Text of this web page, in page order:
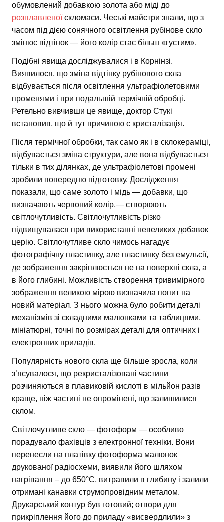
обумовлений добавкою золота або міді до
розплавленоїскломаси. Чеські майстри знали, що з
часом під дією сонячного освітлення рубінове скло
змінює відтінок — його колір стає більш «густим».
Подібні явища досліджувалися і в Корнінзі.
Виявилося, що зміна відтінку рубінового скла
відбувається після освітлення ультрафіолетовими
променями і при подальшій термічній обробці.
Ретельно вивчивши це явище, доктор Стукі
встановив, що й тут причиною є кристалізація.
Після термічної обробки, так само як і в склокераміці,
відбувається зміна структури, але вона відбувається
тільки в тих ділянках, де ультрафіолетові промені
зробили попередню підготовку. Дослідження
показали, що саме золото і мідь — добавки, що
визначають червоний колір,— створюють
світлочутливість. Світлочутливість різко
підвищувалася при використанні невеликих добавок
церію. Світлочутливе скло чимось нагадує
фотографічну пластинку, але пластинку без емульсії,
де зображення закріплюється не на поверхні скла, а
в його глибині. Можливість створення тривимірного
зображення великою мірою визначила попит на
новий матеріал. З нього можна було робити деталі
механізмів зі складними малюнками та таблицями,
мініатюрні, точні по розмірах деталі для оптичних і
електронних приладів.
Популярність нового скла ще більше зросла, коли
з’ясувалося, що рекристалізовані частини
розчиняються в плавиковій кислоті в мільйон разів
краще, ніж частині не опромінені, що залишилися
склом.
Світлочутливе скло — фотоформ — особливо
порадувало фахівців з електронної техніки. Вони
перенесли на платівку фотоформа малюнок
друкованої радіосхеми, виявили його шляхом
нагрівання – до 650°С, витравили в глибину і залили
отримані канавки струмопровідним металом.
Друкарський контур був готовий; отвори для
прикріплення його до приладу «висвердлили» з